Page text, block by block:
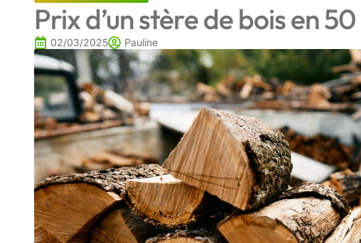
Prix d’un stère de bois en
02/03/2025 Pauline